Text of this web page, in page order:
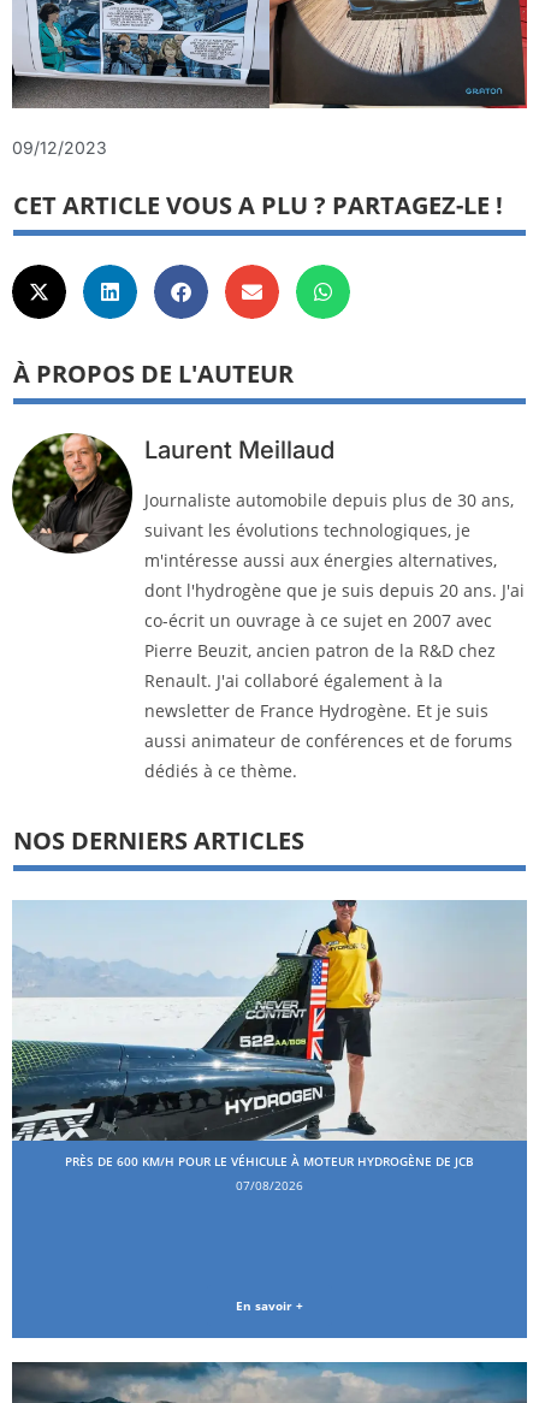
09/12/2023
CET ARTICLE VOUS A PLU ? PARTAGEZ-LE !
À PROPOS DE L'AUTEUR
Laurent Meillaud
Journaliste automobile depuis plus de 30 ans,
suivant les évolutions technologiques, je
m'intéresse aussi aux énergies alternatives,
dont l'hydrogène que je suis depuis 20 ans. J'ai
co-écrit un ouvrage à ce sujet en 2007 avec
Pierre Beuzit, ancien patron de la R&D chez
Renault. J'ai collaboré également à la
newsletter de France Hydrogène. Et je suis
aussi animateur de conférences et de forums
dédiés à ce thème.
NOS DERNIERS ARTICLES
PRÈS DE 600 KM/H POUR LE VÉHICULE À MOTEUR HYDROGÈNE DE JCB
07/08/2026
En savoir +